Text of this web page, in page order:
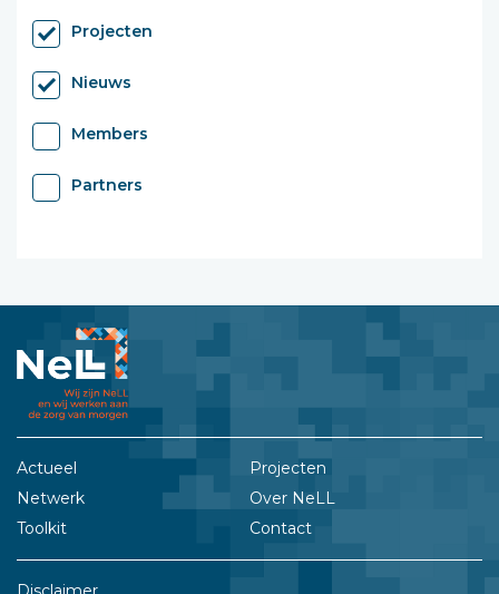
Projecten
Nieuws
Members
Partners
Actueel
Projecten
Netwerk
Over NeLL
Toolkit
Contact